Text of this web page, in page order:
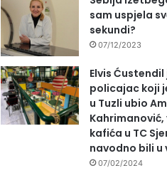
sam uspjela
sekundi?
07/12/2023
Elvis Ćustendil
policajac koji
u Tuzli ubio
kafića u TC
navodno bili u
07/02/2024